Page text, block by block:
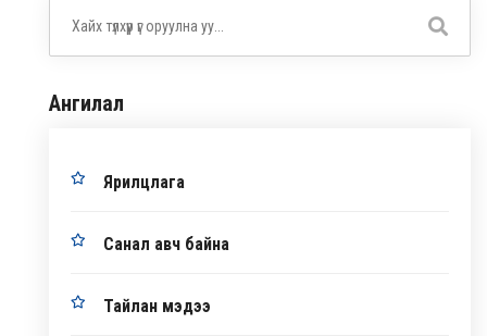
Ангилал
Ярилцлага
Санал авч байна
Тайлан мэдээ